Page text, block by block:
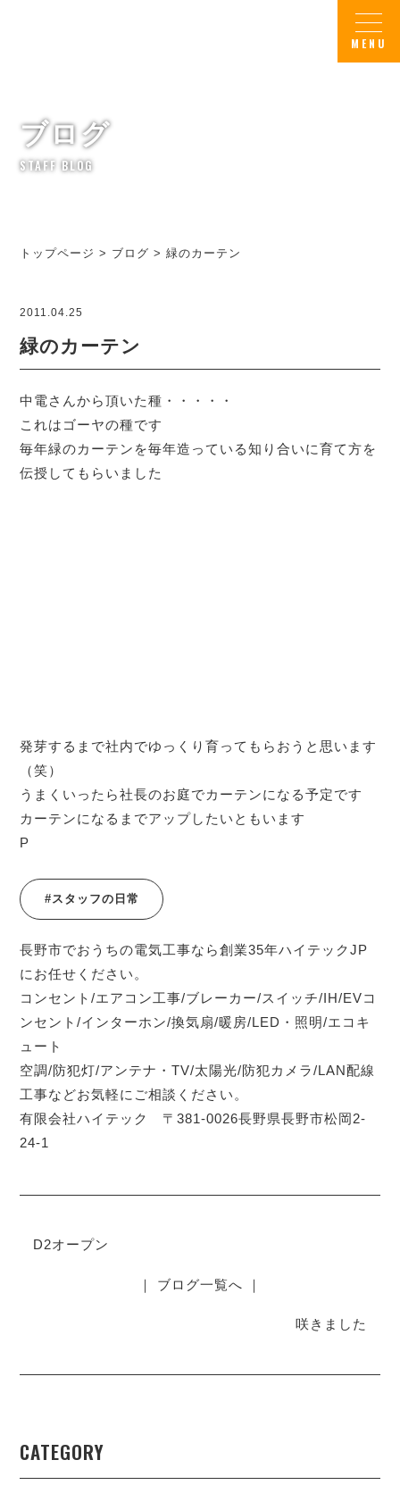
ブログ
STAFF BLOG
トップページ > ブログ >緑のカーテン
2011.04.25
緑のカーテン
中電さんから頂いた種・・・・・
これはゴーヤの種です
毎年緑のカーテンを毎年造っている知り合いに育て方を
伝授してもらいました
発芽するまで社内でゆっくり育ってもらおうと思います
（笑）
うまくいったら社長のお庭でカーテンになる予定です
カーテンになるまでアップしたいともいます
P
#スタッフの日常
長野市でおうちの電気工事なら創業35年ハイテックJP
にお任せください。
コンセント/エアコン工事/ブレーカー/スイッチ/IH/EVコ
ンセント/インターホン/換気扇/暖房/LED・照明/エコキ
ュート
空調/防犯灯/アンテナ・TV/太陽光/防犯カメラ/LAN配線
工事などお気軽にご相談ください。
有限会社ハイテック 〒381-0026長野県長野市松岡2-
24-1
D2オープン
｜ ブログ一覧へ ｜
咲きました
CATEGORY